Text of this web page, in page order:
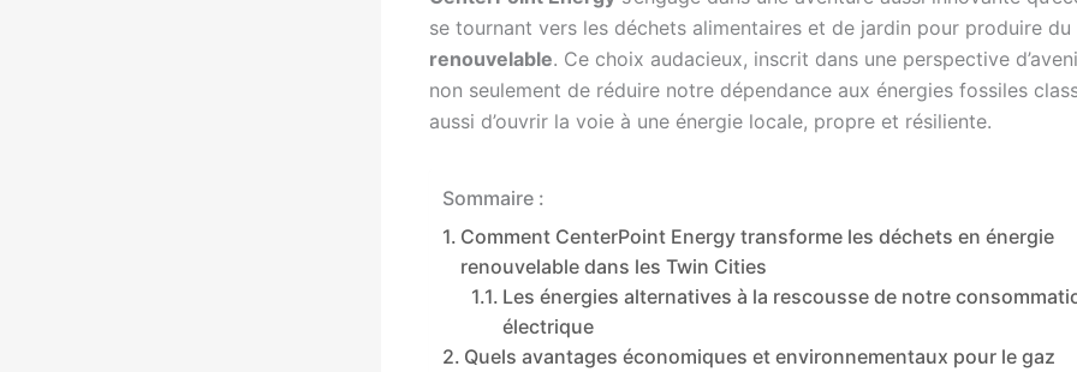
se tournant vers les déchets alimentaires et de jardin pour produire du
renouvelable. Ce choix audacieux, inscrit dans une perspective
non seulement de réduire notre dépendance aux énergies fossiles
aussi d’ouvrir la voie à une énergie locale, propre et résiliente.
Sommaire :
Comment CenterPoint Energy transforme les déchets en énergie
renouvelable dans les Twin Cities
Les énergies alternatives à la rescousse de notre
électrique
Quels avantages économiques et environnementaux pour le gaz